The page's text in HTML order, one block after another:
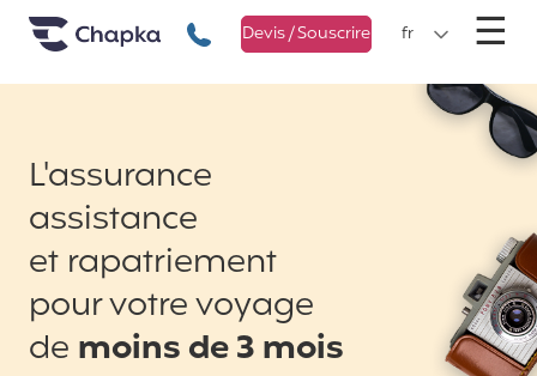
Chapka Assurances Voyages
+33 1 74 85 50 50
Devis / Souscrire fr ☰
L'assurance
assistance
et rapatriement
pour votre voyage
de moins de 3 mois